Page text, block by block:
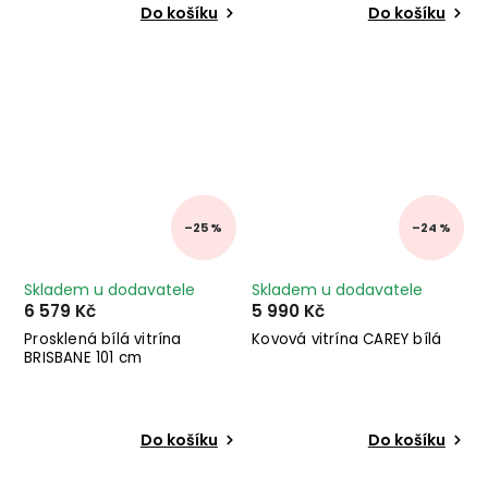
Do košíku Do košíku
–25 %
Prosklená bílá vitrína
BRISBANE 101 cm
Skladem u dodavatele
6 579 Kč
Do košíku
–24 %
Kovová vitrína CAREY bílá
Skladem u dodavatele
5 990 Kč
Do košíku